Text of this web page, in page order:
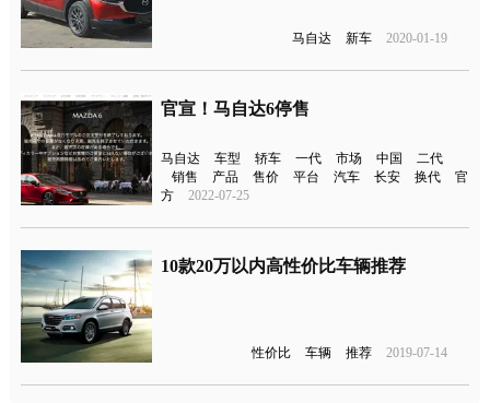
马自达 新车 2020-01-19
官宣！马自达6停售
马自达 车型 轿车 一代 市场 中国
二代
销售
产品 售价 平台 汽车 长安 换代
官
方
2022-07-25
10款20万以内高性价比车辆推荐
性价比 车辆 推荐 2019-07-14